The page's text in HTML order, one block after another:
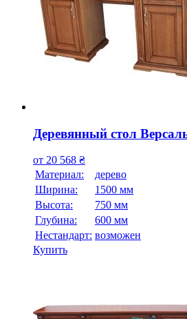
Деревянный стол
от 20 568 ₴
Материал:
дерево
Ширина:
1500 мм
Высота:
750 мм
Глубина:
600 мм
Нестандарт: возможен
Купить